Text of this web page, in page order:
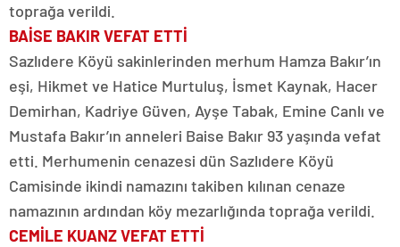
toprağa verildi.
BAİSE BAKIR VEFAT ETTİ
Sazlıdere Köyü sakinlerinden merhum Hamza Bakır’ın
eşi, Hikmet ve Hatice Murtuluş, İsmet Kaynak, Hacer
Demirhan, Kadriye Güven, Ayşe Tabak, Emine Canlı ve
Mustafa Bakır’ın anneleri Baise Bakır 93 yaşında vefat
etti. Merhumenin cenazesi dün Sazlıdere Köyü
Camisinde ikindi namazını takiben kılınan cenaze
namazının ardından köy mezarlığında toprağa verildi.
CEMİLE KUANZ VEFAT ETTİ